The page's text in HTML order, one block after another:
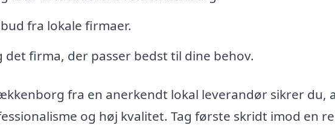
fra lokale firmaer.
firma, der passer bedst til dine behov.
fra en anerkendt lokal leverandør sikrer du,
og høj kvalitet. Tag første skridt imod en